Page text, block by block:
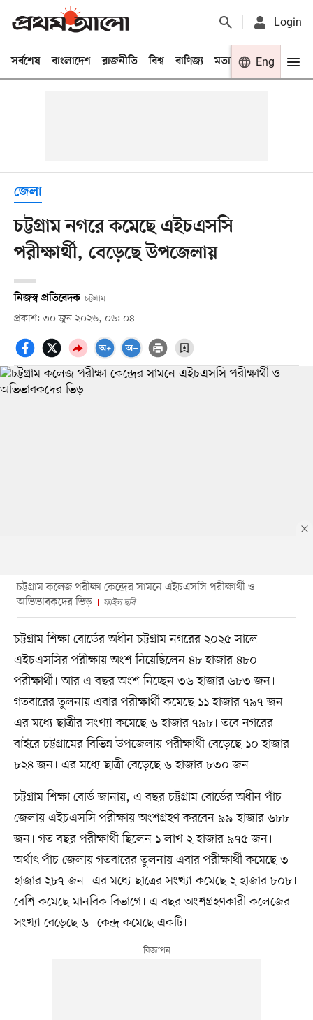
Login
সর্বশেষ বাংলাদেশ রাজনীতি বিশ্ব বাণিজ্য মতামত খেলা
Eng
জেলা
চট্টগ্রাম নগরে কমেছে এইচএসসি
পরীক্ষার্থী, বেড়েছে উপজেলায়
নিজস্ব প্রতিবেদক চট্টগ্রাম
প্রকাশ: ৩০ জুন ২০২৬, ০৬: ০৪
চট্টগ্রাম কলেজ পরীক্ষা কেন্দ্রের সামনে এইচএসসি পরীক্ষার্থী ও
অভিভাবকদের ভিড়
ফাইল ছবি
চট্টগ্রাম শিক্ষা বোর্ডের অধীন চট্টগ্রাম নগরের ২০২৫ সালে
এইচএসসির পরীক্ষায় অংশ নিয়েছিলেন ৪৮ হাজার ৪৮০
পরীক্ষার্থী। আর এ বছর অংশ নিচ্ছেন ৩৬ হাজার ৬৮৩ জন।
গতবারের তুলনায় এবার পরীক্ষার্থী কমেছে ১১ হাজার ৭৯৭ জন।
এর মধ্যে ছাত্রীর সংখ্যা কমেছে ৬ হাজার ৭৯৮। তবে নগরের
বাইরে চট্টগ্রামের বিভিন্ন উপজেলায় পরীক্ষার্থী বেড়েছে ১০ হাজার
৮২৪ জন। এর মধ্যে ছাত্রী বেড়েছে ৬ হাজার ৮৩০ জন।
চট্টগ্রাম শিক্ষা বোর্ড জানায়, এ বছর চট্টগ্রাম বোর্ডের অধীন পাঁচ
জেলায় এইচএসসি পরীক্ষায় অংশগ্রহণ করবেন ৯৯ হাজার ৬৮৮
জন। গত বছর পরীক্ষার্থী ছিলেন ১ লাখ ২ হাজার ৯৭৫ জন।
অর্থাৎ পাঁচ জেলায় গতবারের তুলনায় এবার পরীক্ষার্থী কমেছে ৩
হাজার ২৮৭ জন। এর মধ্যে ছাত্রের সংখ্যা কমেছে ২ হাজার ৮০৮।
বেশি কমেছে মানবিক বিভাগে। এ বছর অংশগ্রহণকারী কলেজের
সংখ্যা বেড়েছে ৬। কেন্দ্র কমেছে একটি।